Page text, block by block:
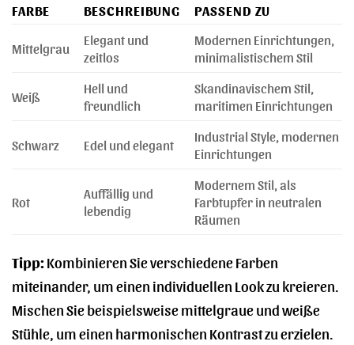
FARBE BESCHREIBUNG PASSEND ZU
Mittelgrau
Elegant und
zeitlos
Modernen Einrichtungen,
minimalistischem Stil
Weiß
Hell und
freundlich
Skandinavischem Stil,
maritimen Einrichtungen
Schwarz Edel und elegant
Industrial Style, modernen
Einrichtungen
Rot
Auffällig und
lebendig
Modernem Stil, als
Farbtupfer in neutralen
Räumen
Tipp:Kombinieren Sie verschiedene Farben
miteinander, um einen individuellen Look zu kreieren.
Mischen Sie beispielsweise mittelgraue und weiße
Stühle, um einen harmonischen Kontrast zu erzielen.